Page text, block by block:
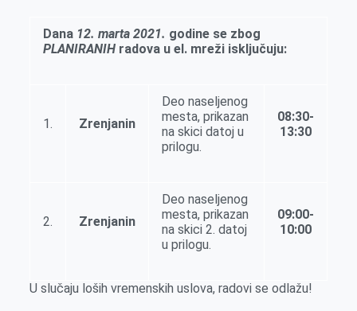
r
n
A
p
i
l
Dana 12. marta 2021. godine se zbog
PLANIRANIH radova u el. mreži isključuju:
1. Zrenjanin
Deo naseljenog
mesta, prikazan
na skici datoj u
prilogu.
08:30-
13:30
2. Zrenjanin
Deo naseljenog
mesta, prikazan
na skici 2. datoj
u prilogu.
09:00-
10:00
U slučaju loših vremenskih uslova, radovi se odlažu!